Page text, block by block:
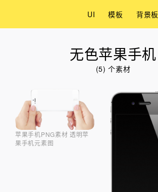
UI 模板 背景板
无色苹果手机
(5) 个素材
苹果手机PNG素材 透明苹
果手机元素图